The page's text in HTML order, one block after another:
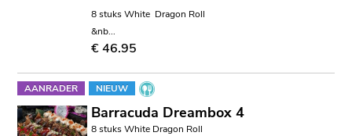
8 stuks White Dragon Roll
&nb...
€ 46.95
AANRADER NIEUW
Barracuda Dreambox 4
8 stuks White Dragon Roll